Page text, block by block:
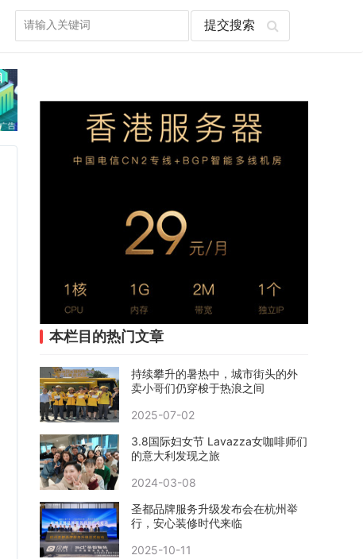
本栏目的热门文章
持续攀升的暑热中，城市街头的外
卖小哥们仍穿梭于热浪之间
2025-07-02
3.8国际妇女节 Lavazza女咖啡师们
的意大利发现之旅
2024-03-08
圣都品牌服务升级发布会在杭州举
行，安心装修时代来临
2025-10-11